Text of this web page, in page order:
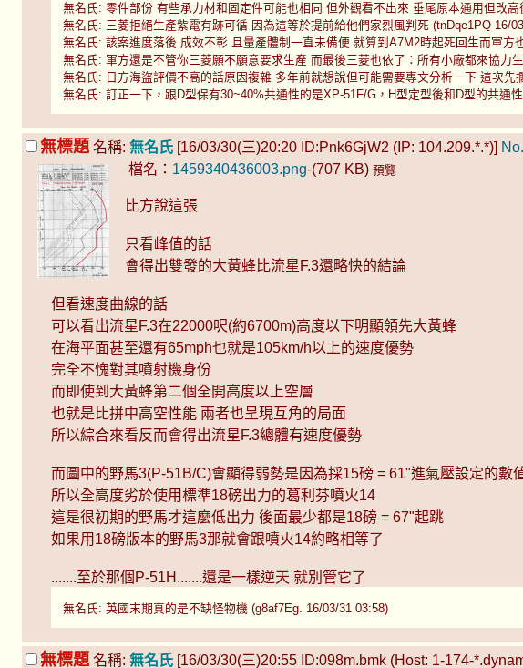
無名氏: 零件部份 有些承力材和固定件可能也相同 但外觀看不出來 垂尾原本通用但改
無名氏: 三菱拒絕生產紫電有跡可循 因為這等於提前給他們家烈風判死 (tnDqe1PQ 16/
無名氏: 該案進度落後 成效不彰 且量產體制一直未備便 就算到A7M2時起死回生而軍方
無名氏: 軍方還是不管你三菱願不願意要求生產 而最後三菱也依了：所有小廠都來協力
無名氏: 日方海盜評價不高的話原因複雜 多年前就想說但可能需要專文分析一下 這次
無名氏: 訂正一下，跟D型保有30~40%共通性的是XP-51F/G，H型定型後和D型的共通
無標題 名稱: 無名氏 [16/03/30(三)20:20 ID:Pnk6GjW2 (IP: 104.209.*.*)]
檔名： 1459340436003.png-(707 KB) 預覽
比方說這張
只看峰值的話
會得出雙發的大黃蜂比流星F.3還略快的結論
但看速度曲線的話
可以看出流星F.3在22000呎(約6700m)高度以下明顯領先大黃蜂
在海平面甚至還有65mph也就是105km/h以上的速度優勢
完全不愧對其噴射機身份
而即使到大黃蜂第二個全開高度以上空層
也就是比拼中高空性能 兩者也呈現互角的局面
所以綜合來看反而會得出流星F.3總體有速度優勢
而圖中的野馬3(P-51B/C)會顯得弱勢是因為採15磅 = 61"進氣壓設定的數
所以全高度劣於使用標準18磅出力的葛利芬噴火14
這是很初期的野馬才這麼低出力 後面最少都是18磅 = 67"起跳
如果用18磅版本的野馬3那就會跟噴火14約略相等了
.......至於那個P-51H.......還是一樣逆天 就別管它了
無名氏: 英國末期真的是不缺怪物機 (g8af7Eg. 16/03/31 03:58)
無標題 名稱: 無名氏 [16/03/30(三)20:55 ID:098m.bmk (Host: 1-174-